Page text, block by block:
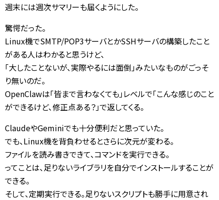
週末には週次サマリーも届くようにした。
驚愕だった。
Linux機でSMTP/POP3サーバとかSSHサーバの構築したこと
がある人はわかると思うけど、
「大したことないが、実際やるには面倒」みたいなものがごっそ
り無いのだ。
OpenClawは「皆まで言わなくても」レベルで「こんな感じのこと
ができるけど、修正点ある？」で返してくる。
ClaudeやGeminiでも十分便利だと思っていた。
でも、Linux機を背負わせるとさらに次元が変わる。
ファイルを読み書きできて、コマンドを実行できる。
ってことは、足りないライブラリを自分でインストールすることが
できる。
そして、定期実行できる。足りないスクリプトも勝手に用意され